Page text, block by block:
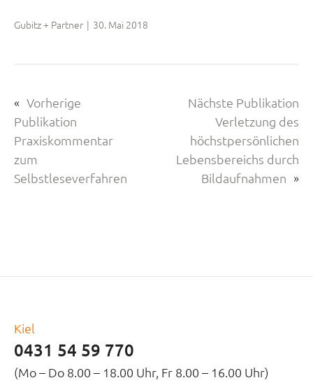
Gubitz + Partner | 30. Mai 2018
« Vorherige
Publikation
Praxiskommentar
zum
Selbstleseverfahren
Nächste Publikation
Verletzung des
höchstpersönlichen
Lebensbereichs durch
Bildaufnahmen »
Kiel
0431 54 59 770
(Mo – Do 8.00 – 18.00 Uhr, Fr 8.00 – 16.00 Uhr)